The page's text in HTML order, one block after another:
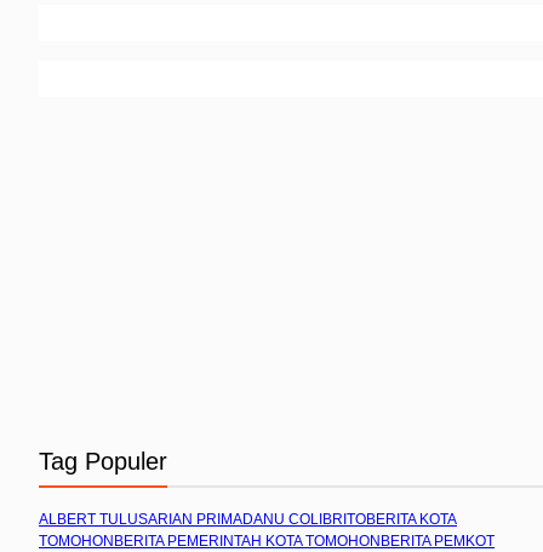
Tag Populer
ALBERT TULUSARIAN PRIMADANU COLIBRITOBERITA KOTA
TOMOHON BERITA PEMERINTAH KOTA TOMOHON BERITA PEMKOT